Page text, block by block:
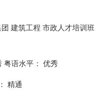
建筑工程 市政人才培训班
粤语水平： 优秀
精通